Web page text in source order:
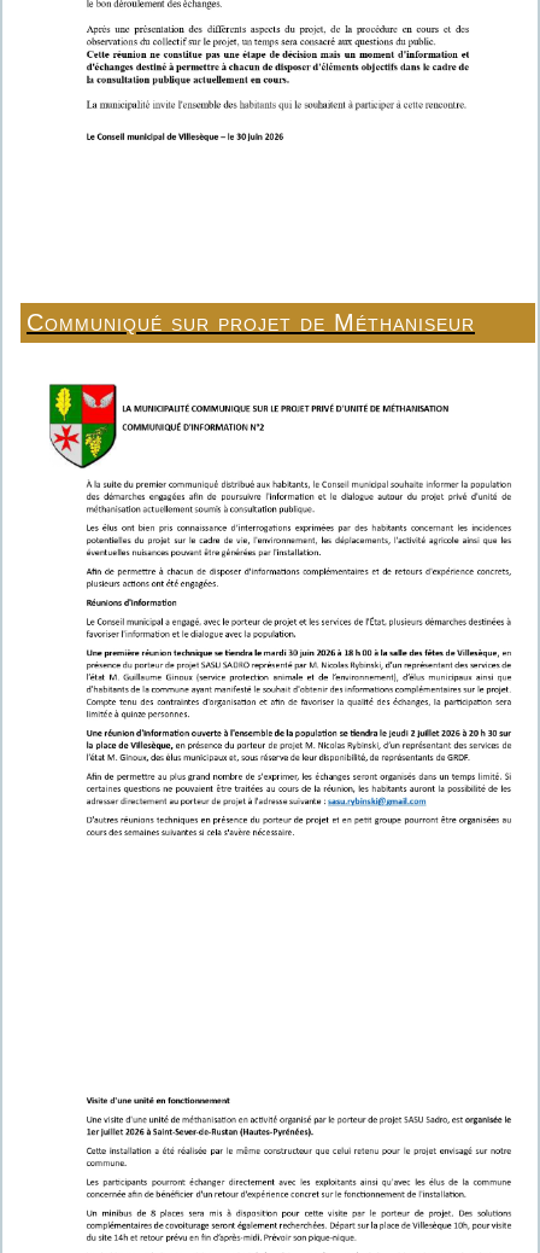
Communiqué sur projet de Méthaniseur